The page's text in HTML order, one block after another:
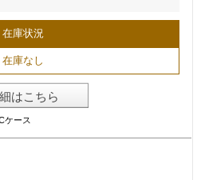
在庫状況
在庫なし
はこちら
ケース